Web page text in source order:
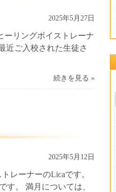
2025年5月27日
リングボイストレーナ
ご入校された生徒さ
続きを見る »
2025年5月12日
レーナーのLicaです。
す。 満月については、